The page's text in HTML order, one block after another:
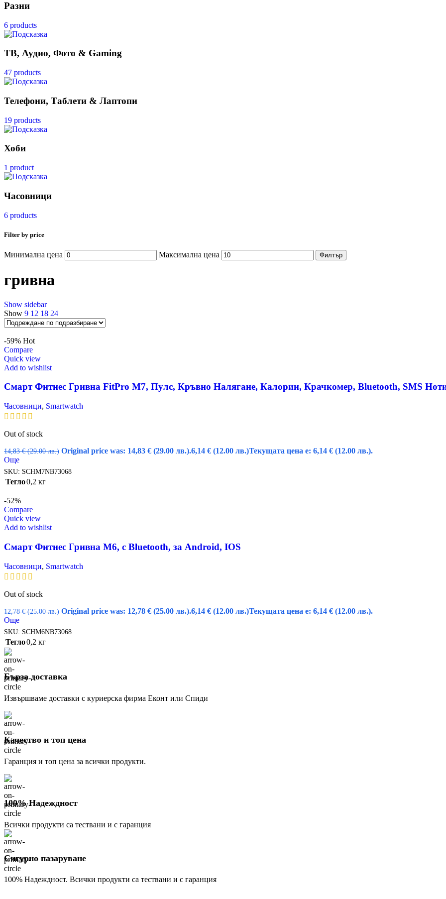
Разни
6 products
ТВ, Аудио, Фото & Gaming
47 products
Телефони, Таблети & Лаптопи
19 products
Хоби
1 product
Часовници
6 products
Filter by price
Минимална цена Максимална цена Филтър
гривна
Show sidebar
Show 9 12 18 24
-59% Hot
Compare
Quick view
Add to wishlist
Смарт Фитнес Гривна FitPro M7, Пулс, Кръвно Налягане, Калории, Крачкомер, Bluetooth, SMS
Часовници, Smartwatch
Out of stock
14,83€ (29.00 лв.) Original price was: 14,83 € (29.00 лв.).6,14 € (12.00 лв.)Текущата цена е: 6,14 € (12.00 лв.).
Още
SKU: SCHM7NB73068
Тегло0,2 кг
-52%
Compare
Quick view
Add to wishlist
Смарт Фитнес Гривна M6, с Bluetooth, за Android, IOS
Часовници, Smartwatch
Out of stock
12,78€ (25.00 лв.) Original price was: 12,78 € (25.00 лв.).6,14 € (12.00 лв.)Текущата цена е: 6,14 € (12.00 лв.).
Още
SKU: SCHM6NB73068
Тегло0,2 кг
Бърза доставка
Извършваме доставки с куриерска фирма Еконт или Спиди
Качество и топ цена
Гаранция и топ цена за всички продукти.
100% Надеждност
Всички продукти са тествани и с гаранция
Сигурно пазаруване
100% Надеждност. Всички продукти са тествани и с гаранция